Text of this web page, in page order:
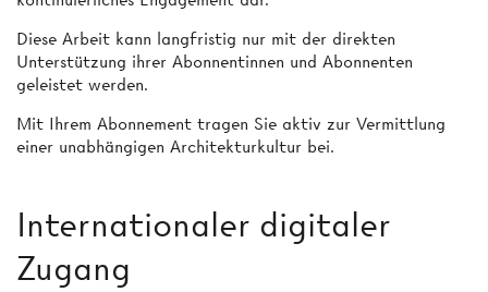
Diese Arbeit kann langfristig nur mit der direkten
Unterstützung ihrer Abonnentinnen und Abonnenten
geleistet werden.
Mit Ihrem Abonnement tragen Sie aktiv zur Vermittlung
einer unabhängigen Architekturkultur bei.
Internationaler digitaler
Zugang